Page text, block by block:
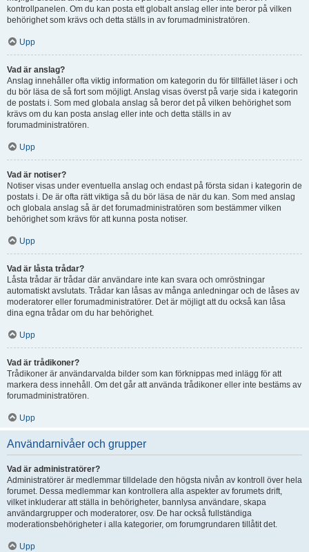
kontrollpanelen. Om du kan posta ett globalt anslag eller inte beror på vilken
behörighet som krävs och detta ställs in av forumadministratören.
Upp
Vad är anslag?
Anslag innehåller ofta viktig information om kategorin du för tillfället läser i och
du bör läsa de så fort som möjligt. Anslag visas överst på varje sida i kategorin
de postats i. Som med globala anslag så beror det på vilken behörighet som
krävs om du kan posta anslag eller inte och detta ställs in av
forumadministratören.
Upp
Vad är notiser?
Notiser visas under eventuella anslag och endast på första sidan i kategorin de
postats i. De är ofta rätt viktiga så du bör läsa de när du kan. Som med anslag
och globala anslag så är det forumadministratören som bestämmer vilken
behörighet som krävs för att kunna posta notiser.
Upp
Vad är låsta trådar?
Låsta trådar är trådar där användare inte kan svara och omröstningar
automatiskt avslutats. Trådar kan låsas av många anledningar och de låses av
moderatorer eller forumadministratörer. Det är möjligt att du också kan låsa
dina egna trådar om du har behörighet.
Upp
Vad är trådikoner?
Trådikoner är användarvalda bilder som kan förknippas med inlägg för att
markera dess innehåll. Om det går att använda trådikoner eller inte bestäms av
forumadministratören.
Upp
Användarnivåer och grupper
Vad är administratörer?
Administratörer är medlemmar tilldelade den högsta nivån av kontroll över hela
forumet. Dessa medlemmar kan kontrollera alla aspekter av forumets drift,
vilket inkluderar att ställa in behörigheter, bannlysa användare, skapa
användargrupper och moderatorer, osv. De har också fullständiga
moderationsbehörigheter i alla kategorier, om forumgrundaren tillåtit det.
Upp